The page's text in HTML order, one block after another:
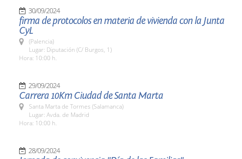
30/09/2024
firma de protocolos en materia de vivienda con la Junta
CyL
(Palencia)
Lugar: Diputación (C/ Burgos, 1)
Hora: 10:00 h.
29/09/2024
Carrera 10Km Ciudad de Santa Marta
Santa Marta de Tormes (Salamanca)
Lugar: Avda. de Madrid
Hora: 10:00 h.
28/09/2024